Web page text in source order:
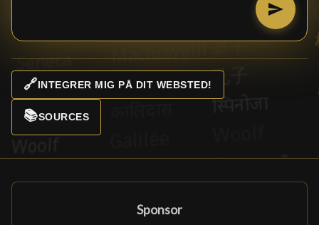
🔗INTEGRER MIG PÅ DIT WEBSTED!
📚SOURCES
Sponsor